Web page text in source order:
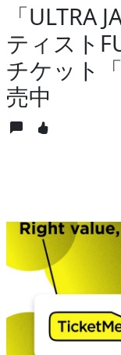
「ULTRA
ティスト
チケット
売中